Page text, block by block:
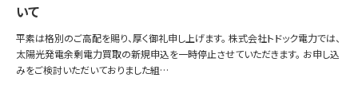
いて
平素は格別のご高配を賜り、厚く御礼申し上げます。 株式会社トドック電力では、
太陽光発電余剰電力買取の新規申込を一時停止させていただきます。 お申し込
みをご検討いただいておりました組…